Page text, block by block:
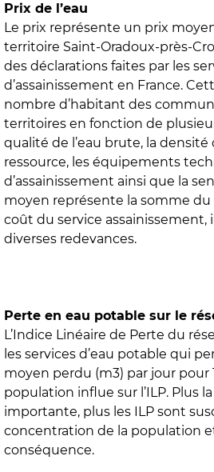
Prix de l’eau
Le prix représente un prix
territoire Saint-Oradoux-près-
des déclarations faites par les
d’assainissement en France.
nombre d’habitant des
territoires en fonction de
qualité de l’eau brute, la
ressource, les équipements
d’assainissement ainsi que la
moyen représente la somme
coût du service
diverses redevances.
Perte en eau potable sur le
L’Indice Linéaire de Perte du
les services d’eau potable qui
moyen perdu (m3) par jour pour
population influe sur l’ILP. Plus
importante, plus les ILP sont
concentration de la population
conséquence.